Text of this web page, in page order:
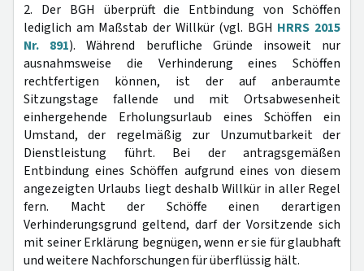
2. Der BGH überprüft die Entbindung von Schöffen
lediglich am Maßstab der Willkür (vgl. BGH HRRS 2015
Nr. 891). Während berufliche Gründe insoweit nur
ausnahmsweise die Verhinderung eines Schöffen
rechtfertigen können, ist der auf anberaumte
Sitzungstage fallende und mit Ortsabwesenheit
einhergehende Erholungsurlaub eines Schöffen ein
Umstand, der regelmäßig zur Unzumutbarkeit der
Dienstleistung führt. Bei der antragsgemäßen
Entbindung eines Schöffen aufgrund eines von diesem
angezeigten Urlaubs liegt deshalb Willkür in aller Regel
fern. Macht der Schöffe einen derartigen
Verhinderungsgrund geltend, darf der Vorsitzende sich
mit seiner Erklärung begnügen, wenn er sie für glaubhaft
und weitere Nachforschungen für überflüssig hält.